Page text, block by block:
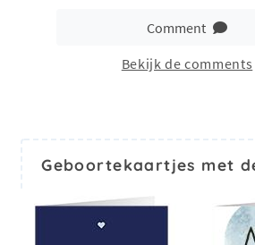
Comment
Bekijk de comments
Geboortekaartjes met